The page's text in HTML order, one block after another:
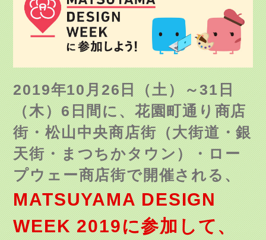
2019年10月26日（土）～31日
（木）6日間に、花園町通り商店
街・松山中央商店街（大街道・銀
天街・まつちかタウン）・ロー
プウェー商店街で開催される、
MATSUYAMA DESIGN
WEEK 2019に参加して、